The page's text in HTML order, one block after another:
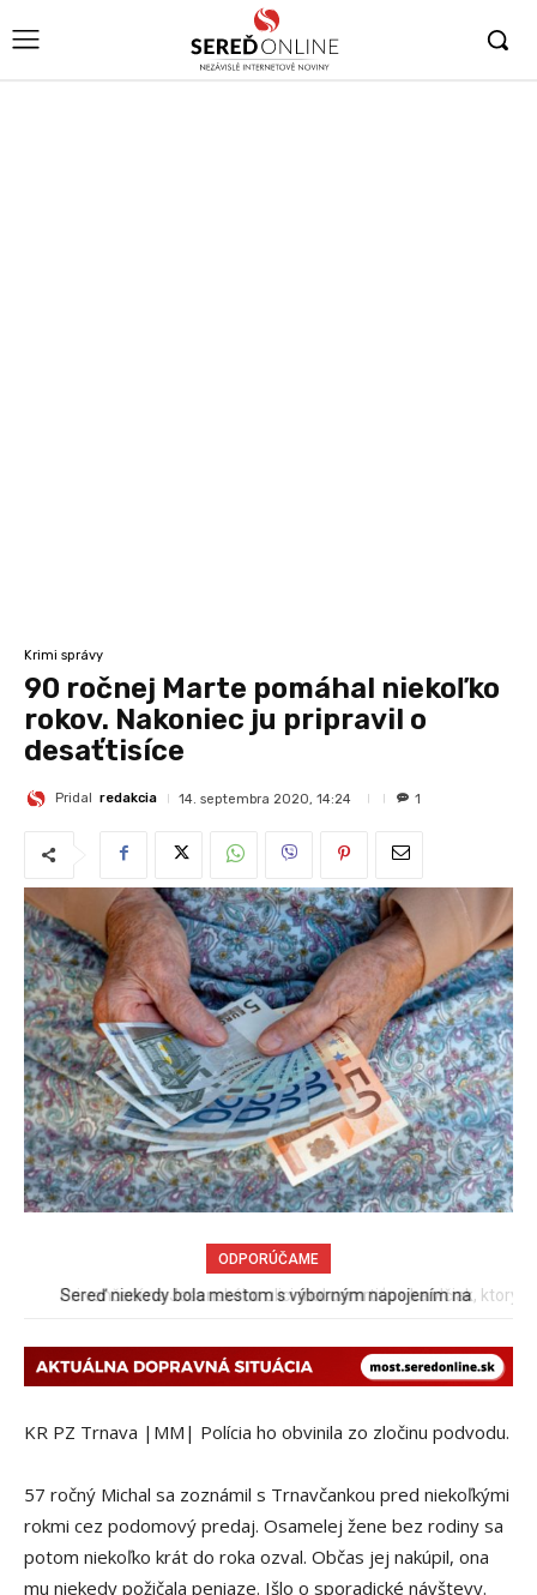
Krimi správy
90 ročnej Marte pomáhal niekoľko
rokov. Nakoniec ju pripravil o
desaťtisíce
Pridal redakcia 14. septembra 2020, 14:24 1
ODPORÚČAME
Pri venčení na Jesenského ulici mal usmrtiť psíka vlčiak, ktorý
KR PZ Trnava |MM| Polícia ho obvinila zo zločinu podvodu.
57 ročný Michal sa zoznámil s Trnavčankou pred niekoľkými
rokmi cez podomový predaj. Osamelej žene bez rodiny sa
potom niekoľko krát do roka ozval. Občas jej nakúpil, ona
mu niekedy požičala peniaze. Išlo o sporadické návštevy.